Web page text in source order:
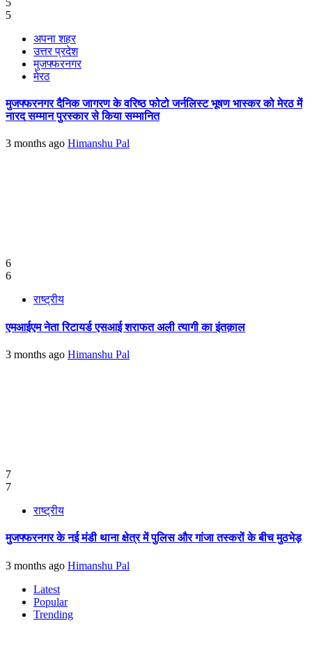
5
5
अपना शहर
उत्तर प्रदेश
मुजफ्फरनगर
मेरठ
मुजफ्फरनगर दैनिक जागरण के वरिष्ठ फोटो जर्नलिस्ट भूषण भास्कर को मेरठ में
नारद सम्मान पुरस्कार से किया सम्मानित
3 months ago Himanshu Pal
6
6
राष्ट्रीय
एमआईएम नेता रिटायर्ड एसआई शराफत अली त्यागी का इंतक़ाल
3 months ago Himanshu Pal
7
7
राष्ट्रीय
मुजफ्फरनगर के नई मंडी थाना क्षेत्र में पुलिस और गांजा तस्करों के बीच मुठभेड़
3 months ago Himanshu Pal
Latest
Popular
Trending